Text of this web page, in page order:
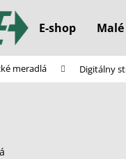
E-shop
meradlá Digitálny